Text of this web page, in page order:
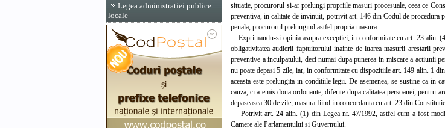
Legea administratiei publice
locale
situatie, procurorul si-ar prelungi propriile masuri procesuale, ceea ce
preventiva, in calitate de invinuit, potrivit art. 146 din Codul de procedura
penala, procurorul prelungind astfel propria masura.
Exprimandu-si opinia asupra exceptiei, in conformitate cu art. 23 alin.
obligativitatea audierii faptuitorului inainte de luarea masurii arestarii
preventive a inculpatului, deci numai dupa punerea in miscare a actiunii
nu poate depasi 5 zile, iar, in conformitate cu dispozitiile art. 149 alin. 1
aceasta este prelungita in conditiile legii. De asemenea, se sustine ca in
cauza, ci a emis doua ordonante, diferite dupa calitatea persoanei, pentru
depaseasca 30 de zile, masura fiind in concordanta cu art. 23 din Constitutie.
Potrivit art. 24 alin. (1) din Legea nr. 47/1992, astfel cum a fost
Camere ale Parlamentului si Guvernului.